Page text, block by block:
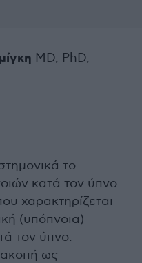
MD, PhD,
το
κατά τον ύπνο
χαρακτηρίζεται
(υπόπνοια)
τον ύπνο.
ως